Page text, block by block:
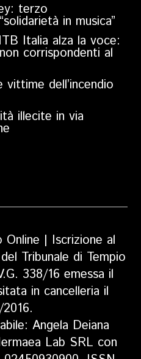
terzo
in musica”
Italia alza la voce:
corrispondenti al
dell’incendio
illecite in via
| Iscrizione al
Tribunale di Tempio
338/16 emessa il
in cancelleria il
Angela Deiana
Lab SRL con